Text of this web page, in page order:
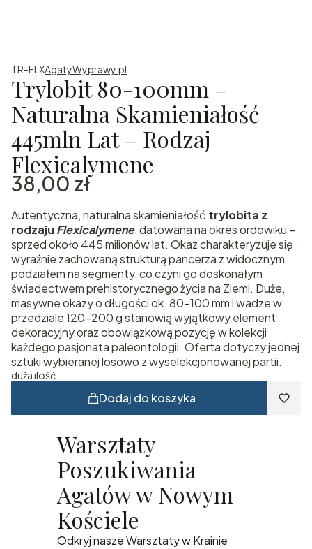
TR-FLXAgatyWyprawy.pl
Trylobit 80-100mm –
Naturalna Skamieniałość
445mln Lat – Rodzaj
Flexicalymene
Cena
38,00 zł
Autentyczna, naturalna skamieniałość trylobita z
rodzaju Flexicalymene, datowana na okres ordowiku –
sprzed około 445 milionów lat. Okaz charakteryzuje się
wyraźnie zachowaną strukturą pancerza z widocznym
podziałem na segmenty, co czyni go doskonałym
świadectwem prehistorycznego życia na Ziemi. Duże,
masywne okazy o długości ok. 80–100 mm i wadze w
przedziale 120–200 g stanowią wyjątkowy element
dekoracyjny oraz obowiązkową pozycję w kolekcji
każdego pasjonata paleontologii. Oferta dotyczy jednej
sztuki wybieranej losowo z wyselekcjonowanej partii.
duża ilość
Dodaj do koszyka
Warsztaty
Poszukiwania
Agatów w Nowym
Kościele
Odkryj nasze Warsztaty w Krainie